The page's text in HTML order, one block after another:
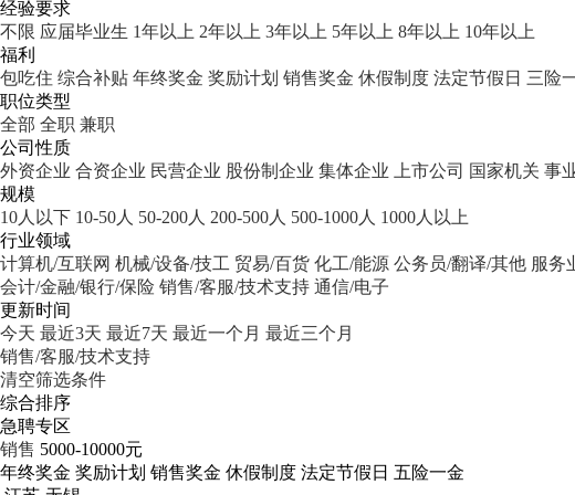
经验要求
不限 应届毕业生 1年以上 2年以上 3年以上 5年以上 8年以上 10年以上
福利
包吃住 综合补贴 年终奖金 奖励计划 销售奖金 休假制度 法定节假日 三险
职位类型
全部 全职 兼职
公司性质
外资企业 合资企业 民营企业 股份制企业 集体企业 上市公司 国家机关 事
规模
10人以下 10-50人 50-200人 200-500人 500-1000人 1000人以上
行业领域
计算机/互联网 机械/设备/技工 贸易/百货 化工/能源 公务员/翻译/其他 服务
会计/金融/银行/保险 销售/客服/技术支持 通信/电子
更新时间
今天 最近3天 最近7天 最近一个月 最近三个月
销售/客服/技术支持
清空筛选条件
综合排序
急聘专区
销售 5000-10000元
年终奖金 奖励计划 销售奖金 休假制度 法定节假日 五险一金